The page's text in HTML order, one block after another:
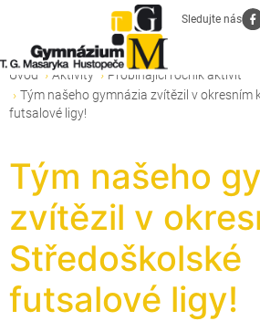
Sledujte nás
Úvod Aktivity
Probíhající ročník aktivit
Tým našeho gymnázia zvítězil v okresním
futsalové ligy!
Tým našeho
zvítězil v
Středoškolské
futsalové ligy!